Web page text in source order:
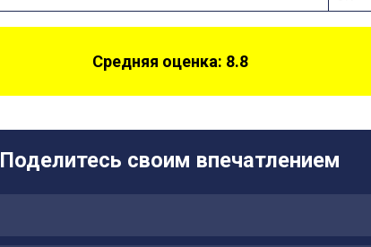
Средняя оценка: 8.8
Поделитесь своим впечатлением